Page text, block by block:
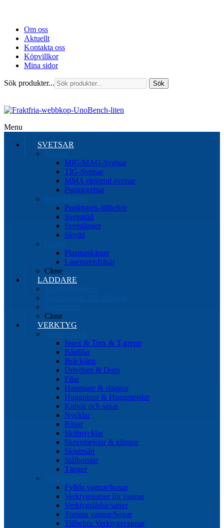
Om oss
Aktuellt
Kontakta oss
Köpvillkor
Mina sidor
Sök produkter... Sök
Menu
SVETSAR
MIG/MAG-Svetsar
TIG-Svetsar
MMA elektrod-svetsar
Punktsvetsar
Punktsvets-tillbehör
Svetstråd
Svetstänger
Skydd
Plasmaskärare
Lasersvetsfräsar
Close
LADDARE
Close
VERKTYG
Insex & Torx & T-grepp
Bågfilar
Bräckjärn
Drivdorn & Dorn
Filar
Hammare & släggor
Huggpipor & Huggmejslar
Knivar och saxar
Nycklar
Ritsar
Skiftnycklar
Skruvmejslar & klingor
Skjutmått
Stålborstar
Tänger
Fyllda vagnar/boxar
Verktygssatser för vagnar
Verktygslådor/satser
Tomma vagnar/boxar
Tillbehör Verktygsvagnar